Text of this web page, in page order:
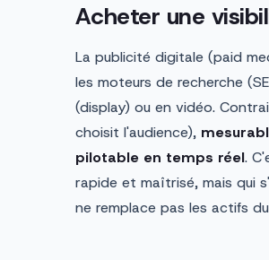
Acheter une
La publicité digitale (paid
les moteurs de recherche
(display) ou en vidéo.
choisit l'audience),
pilotable en temps réel.
rapide et maîtrisé, mais qui
ne remplace pas les actifs